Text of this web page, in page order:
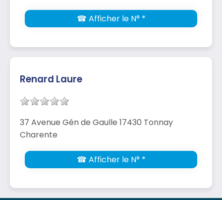
☎ Afficher le N° *
Renard Laure
37 Avenue Gén de Gaulle 17430 Tonnay
Charente
☎ Afficher le N° *